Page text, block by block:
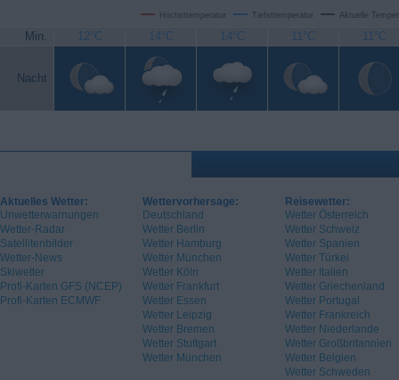
Höchsttemperatur Tiefsttemperatur Aktuelle
Min. 12°C 14°C 14°C 11°C 11°C
Nacht
Aktuelles Wetter:
Unwetterwarnungen
Wetter-Radar
Satellitenbilder
Wetter-News
Skiwetter
Profi-Karten GFS (NCEP)
Profi-Karten ECMWF
Wettervorhersage:
Deutschland
Wetter Berlin
Wetter Hamburg
Wetter München
Wetter Köln
Wetter Frankfurt
Wetter Essen
Wetter Leipzig
Wetter Bremen
Wetter Stuttgart
Wetter München
Reisewetter:
Wetter Österreich
Wetter Schweiz
Wetter Spanien
Wetter Türkei
Wetter Italien
Wetter Griechenland
Wetter Portugal
Wetter Frankreich
Wetter Niederlande
Wetter Großbritannien
Wetter Belgien
Wetter Schweden